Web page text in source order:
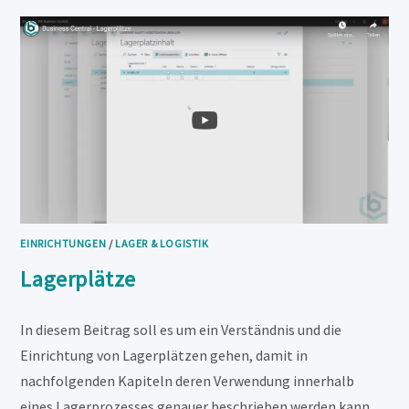
EINRICHTUNGEN / LAGER & LOGISTIK
Lagerplätze
In diesem Beitrag soll es um ein Verständnis und die
Einrichtung von Lagerplätzen gehen, damit in
nachfolgenden Kapiteln deren Verwendung innerhalb